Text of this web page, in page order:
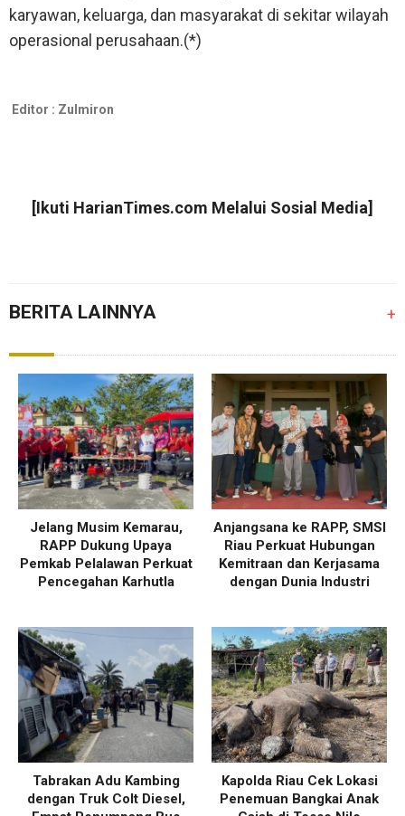
karyawan, keluarga, dan masyarakat di sekitar wilayah
operasional perusahaan.(*)
Editor : Zulmiron
[Ikuti HarianTimes.com Melalui Sosial Media]
BERITA LAINNYA +
Jelang Musim Kemarau,
RAPP Dukung Upaya
Pemkab Pelalawan Perkuat
Pencegahan Karhutla
Anjangsana ke RAPP, SMSI
Riau Perkuat Hubungan
Kemitraan dan Kerjasama
dengan Dunia Industri
Tabrakan Adu Kambing
dengan Truk Colt Diesel,
Kapolda Riau Cek Lokasi
Penemuan Bangkai Anak